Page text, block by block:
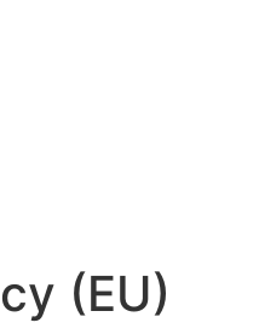
(EU)